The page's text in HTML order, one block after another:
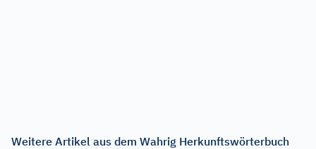
Weitere Artikel aus dem Wahrig Herkunftswörterbuch